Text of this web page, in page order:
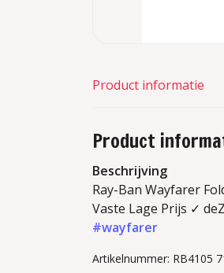
Product informatie
Product
Beschrijving
Ray-Ban Wayfarer
Vaste Lage Prijs ✓
#wayfarer
Artikelnummer: RB4105